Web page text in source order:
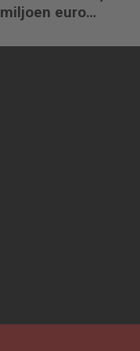
miljoen euro